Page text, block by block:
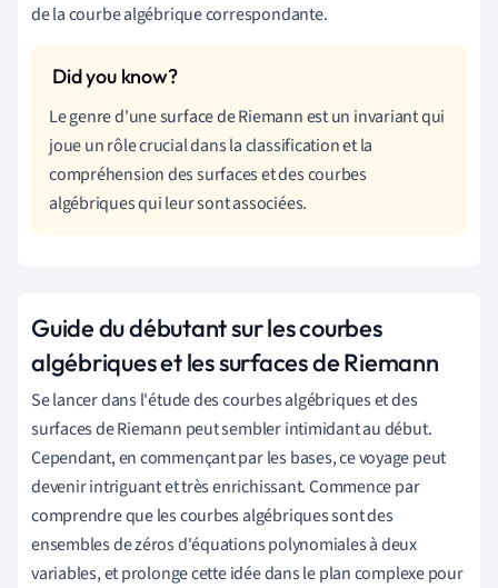
de la courbe algébrique correspondante.
Le genre d'une surface de Riemann est un invariant qui
joue un rôle crucial dans la classification et la
compréhension des surfaces et des courbes
algébriques qui leur sont associées.
Guide du débutant sur les courbes
algébriques et les surfaces de Riemann
Se lancer dans l'étude des courbes algébriques et des
surfaces de Riemann peut sembler intimidant au début.
Cependant, en commençant par les bases, ce voyage peut
devenir intriguant et très enrichissant. Commence par
comprendre que les courbes algébriques sont des
ensembles de zéros d'équations polynomiales à deux
variables, et prolonge cette idée dans le plan complexe pour